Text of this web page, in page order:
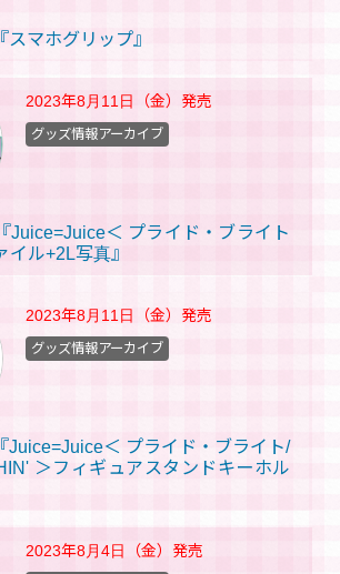
マホグリップ』
2023年8月11日（金） 発売
Juice=Juice＜ プライド・ブライト
ル+2L写真』
グッズ情報アーカイブ
2023年8月11日（金） 発売
Juice=Juice＜ プライド・ブライト/
＞フィギュアスタンドキーホル
グッズ情報アーカイブ
2023年8月4日（金） 発売